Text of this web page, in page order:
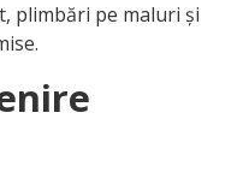
plimbări pe maluri și